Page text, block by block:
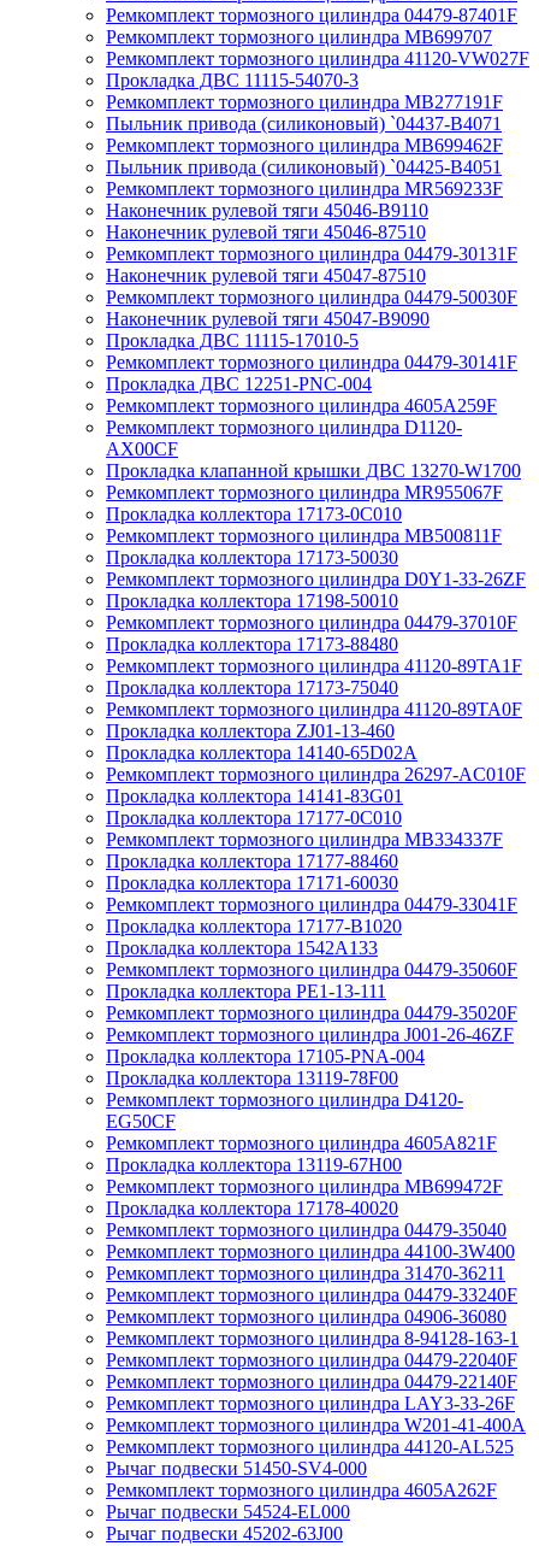
Ремкомплект тормозного цилиндра 04479-87401F
Ремкомплект тормозного цилиндра MB699707
Ремкомплект тормозного цилиндра 41120-VW027F
Прокладка ДВС 11115-54070-3
Ремкомплект тормозного цилиндра MB277191F
Пыльник привода (силиконовый) `04437-B4071
Ремкомплект тормозного цилиндра MB699462F
Пыльник привода (силиконовый) `04425-B4051
Ремкомплект тормозного цилиндра MR569233F
Наконечник рулевой тяги 45046-B9110
Наконечник рулевой тяги 45046-87510
Ремкомплект тормозного цилиндра 04479-30131F
Наконечник рулевой тяги 45047-87510
Ремкомплект тормозного цилиндра 04479-50030F
Наконечник рулевой тяги 45047-B9090
Прокладка ДВС 11115-17010-5
Ремкомплект тормозного цилиндра 04479-30141F
Прокладка ДВС 12251-PNC-004
Ремкомплект тормозного цилиндра 4605A259F
Ремкомплект тормозного цилиндра D1120-
AX00CF
Прокладка клапанной крышки ДВС 13270-W1700
Ремкомплект тормозного цилиндра MR955067F
Прокладка коллектора 17173-0C010
Ремкомплект тормозного цилиндра MB500811F
Прокладка коллектора 17173-50030
Ремкомплект тормозного цилиндра D0Y1-33-26ZF
Прокладка коллектора 17198-50010
Ремкомплект тормозного цилиндра 04479-37010F
Прокладка коллектора 17173-88480
Ремкомплект тормозного цилиндра 41120-89TA1F
Прокладка коллектора 17173-75040
Ремкомплект тормозного цилиндра 41120-89TA0F
Прокладка коллектора ZJ01-13-460
Прокладка коллектора 14140-65D02A
Ремкомплект тормозного цилиндра 26297-AC010F
Прокладка коллектора 14141-83G01
Прокладка коллектора 17177-0C010
Ремкомплект тормозного цилиндра MB334337F
Прокладка коллектора 17177-88460
Прокладка коллектора 17171-60030
Ремкомплект тормозного цилиндра 04479-33041F
Прокладка коллектора 17177-B1020
Прокладка коллектора 1542A133
Ремкомплект тормозного цилиндра 04479-35060F
Прокладка коллектора PE1-13-111
Ремкомплект тормозного цилиндра 04479-35020F
Ремкомплект тормозного цилиндра J001-26-46ZF
Прокладка коллектора 17105-PNA-004
Прокладка коллектора 13119-78F00
Ремкомплект тормозного цилиндра D4120-
EG50CF
Ремкомплект тормозного цилиндра 4605A821F
Прокладка коллектора 13119-67H00
Ремкомплект тормозного цилиндра MB699472F
Прокладка коллектора 17178-40020
Ремкомплект тормозного цилиндра 04479-35040
Ремкомплект тормозного цилиндра 44100-3W400
Ремкомплект тормозного цилиндра 31470-36211
Ремкомплект тормозного цилиндра 04479-33240F
Ремкомплект тормозного цилиндра 04906-36080
Ремкомплект тормозного цилиндра 8-94128-163-1
Ремкомплект тормозного цилиндра 04479-22040F
Ремкомплект тормозного цилиндра 04479-22140F
Ремкомплект тормозного цилиндра LAY3-33-26F
Ремкомплект тормозного цилиндра W201-41-400A
Ремкомплект тормозного цилиндра 44120-AL525
Рычаг подвески 51450-SV4-000
Ремкомплект тормозного цилиндра 4605A262F
Рычаг подвески 54524-EL000
Рычаг подвески 45202-63J00